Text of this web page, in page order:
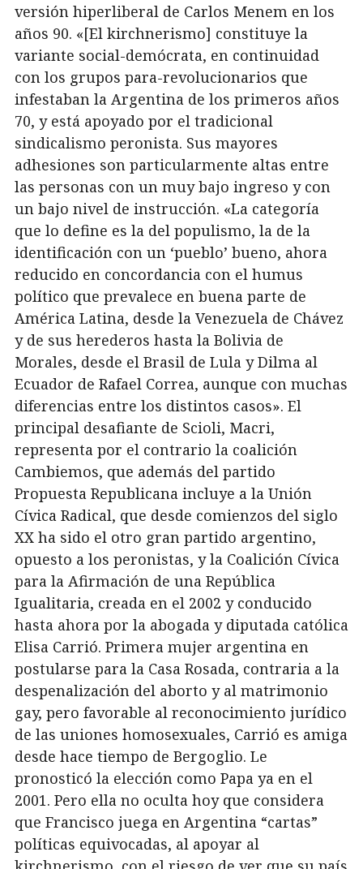
versión hiperliberal de Carlos Menem en los
años 90. «[El kirchnerismo] constituye la
variante social-demócrata, en continuidad
con los grupos para-revolucionarios que
infestaban la Argentina de los primeros años
70, y está apoyado por el tradicional
sindicalismo peronista. Sus mayores
adhesiones son particularmente altas entre
las personas con un muy bajo ingreso y con
un bajo nivel de instrucción. «La categoría
que lo define es la del populismo, la de la
identificación con un ‘pueblo’ bueno, ahora
reducido en concordancia con el humus
político que prevalece en buena parte de
América Latina, desde la Venezuela de Chávez
y de sus herederos hasta la Bolivia de
Morales, desde el Brasil de Lula y Dilma al
Ecuador de Rafael Correa, aunque con muchas
diferencias entre los distintos casos». El
principal desafiante de Scioli, Macri,
representa por el contrario la coalición
Cambiemos, que además del partido
Propuesta Republicana incluye a la Unión
Cívica Radical, que desde comienzos del siglo
XX ha sido el otro gran partido argentino,
opuesto a los peronistas, y la Coalición Cívica
para la Afirmación de una República
Igualitaria, creada en el 2002 y conducido
hasta ahora por la abogada y diputada católica
Elisa Carrió. Primera mujer argentina en
postularse para la Casa Rosada, contraria a la
despenalización del aborto y al matrimonio
gay, pero favorable al reconocimiento jurídico
de las uniones homosexuales, Carrió es amiga
desde hace tiempo de Bergoglio. Le
pronosticó la elección como Papa ya en el
2001. Pero ella no oculta hoy que considera
que Francisco juega en Argentina “cartas”
políticas equivocadas, al apoyar al